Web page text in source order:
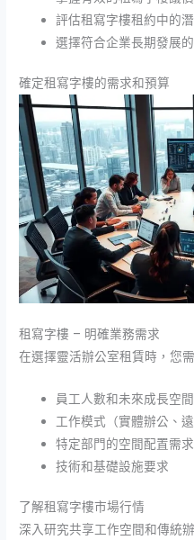
評估租寫字樓租約中的
選擇符合企業長期發展
確定租寫字樓的需求和預算
租寫字樓 – 明確業務需求
在選擇靈活辦公室租賃時，您
員工人數和未來成長空間
工作模式（實體辦公、遠
特定部門的空間配置需求
技術和基礎設施要求
了解租寫字樓市場行情
深入研究共享工作空間和傳統